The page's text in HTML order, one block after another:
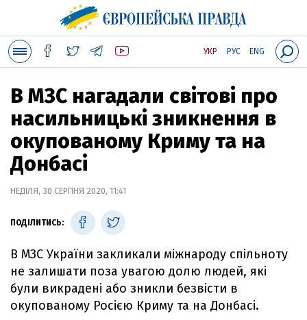
УКР РУС ENG
В МЗС нагадали світові про
насильницькі зникнення в
окупованому Криму та на
Донбасі
НЕДІЛЯ, 30 СЕРПНЯ 2020, 11:41
ПОДІЛИТИСЬ:
В МЗС України закликали міжнароду спільноту
не залишати поза увагою долю людей, які
були викрадені або зникли безвісти в
окупованому Росією Криму та на Донбасі.